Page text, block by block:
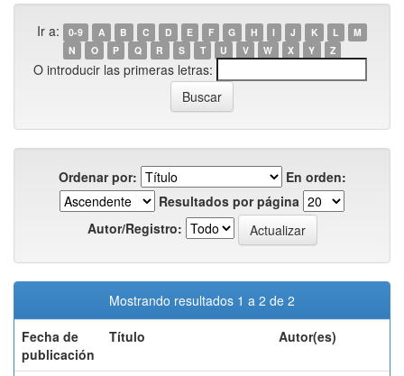
Ir a: 0-9 A B C D E F G H I J K L
M
N
O P Q R S T U V W X Y Z
O introducir las primeras letras:
Ordenar por:
En orden:
Resultados por página
Autor/Registro:
Mostrando resultados 1 a 2 de 2
Fecha de
publicación
Título Autor(es)